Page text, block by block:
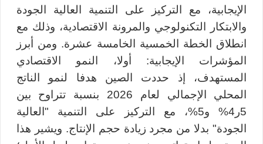
الإيجابية، مع التركيز على التنمية العالية الجودة
والابتكار التكنولوجي والمرونة الاقتصادية، وذلك مع
انطلاق الخطة الخمسية الخامسة عشرة. ومن أبرز
المؤشرات الإيجابية: أولا، النمو الاقتصادي
المستهدف، إذ حددت الصين هدفا لنمو الناتج
المحلي الإجمالي لعام 2026 بنسبة تتراوح بين
5ر4% و5%، مع التركيز على التنمية "العالية
الجودة" بدلا من مجرد زيادة حجم الإنتاج. ويشير هذا